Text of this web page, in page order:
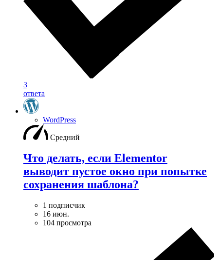
3
ответа
WordPress
Средний
Что делать, если Elementor
выводит пустое окно при попытке
сохранения шаблона?
1 подписчик
16 июн.
104 просмотра